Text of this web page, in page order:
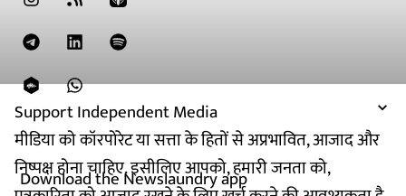
Support Independent Media
मीडिया को कॉरपोरेट या सत्ता के हितों से अप्रभावित, आजाद और
निष्पक्ष होना चाहिए. इसीलिए आपको, हमारी जनता को,
Download the Newslaundry app